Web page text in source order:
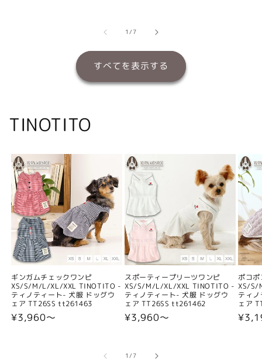
1/の
7
すべてを表示する
TINOTITO
ギンガムチェックワンピ
XS/S/M/L/XL/XXL TINOTITO -
ティノティート- 犬服 ドッグウ
ェア TT26SS tt261463
通
¥3,960〜
スポーティープリーツワンピ
XS/S/M/L/XL/XXL TINOTITO -
ティノティート- 犬服 ドッグウ
ェア TT26SS tt261462
通
格
¥3,960〜
ポコ
XS/S/
ティ
ェア
通
1/の
7